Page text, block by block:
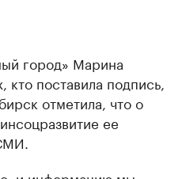
город» Марина
поставила подпись,
отметила, что о
ее